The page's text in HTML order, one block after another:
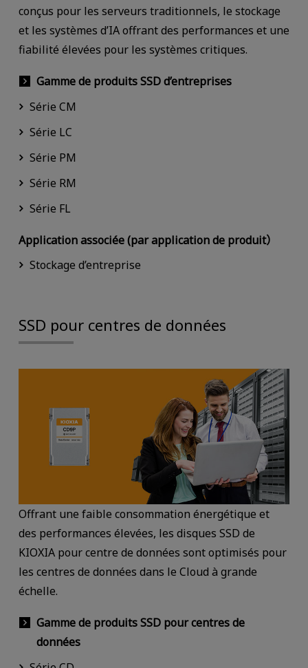
conçus pour les serveurs traditionnels, le stockage
et les systèmes d’IA offrant des performances et une
fiabilité élevées pour les systèmes critiques.
Gamme de produits SSD d’entreprises
Série CM
Série LC
Série PM
Série RM
Série FL
Application associée (par application de produit）
Stockage d’entreprise
SSD pour centres de données
Offrant une faible consommation énergétique et
des performances élevées, les disques SSD de
KIOXIA pour centre de données sont optimisés pour
les centres de données dans le Cloud à grande
échelle.
Gamme de produits SSD pour centres de
données